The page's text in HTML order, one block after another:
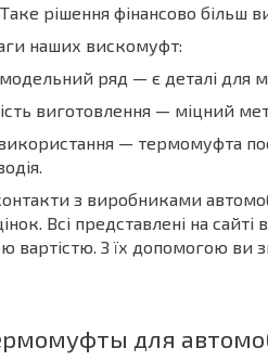
рішення фінансово більш
наших вискомуфт:
ряд — є деталі для
виготовлення — міцний
— термомуфта
з виробниками
Всі представлені на
вартістю. З їх допомогою ви
для